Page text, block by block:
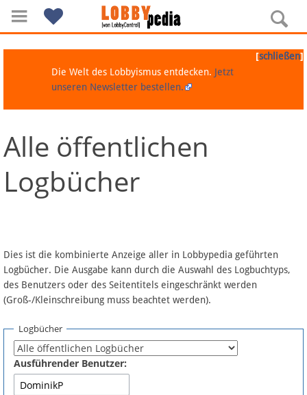
Navigation
Über Lobbypedia
Artikel nach Kategorien
FAQ
Fördermitglied werden
Fehler melden
[schließen]
Die Welt des Lobbyismus entdecken. Jetzt
unseren Newsletter bestellen.
Alle öffentlichen
Logbücher
Dies ist die kombinierte Anzeige aller in Lobbypedia geführten
Logbücher. Die Ausgabe kann durch die Auswahl des Logbuchtyps,
des Benutzers oder des Seitentitels eingeschränkt werden
(Groß-/Kleinschreibung muss beachtet werden).
Logbücher
Ausführender Benutzer: